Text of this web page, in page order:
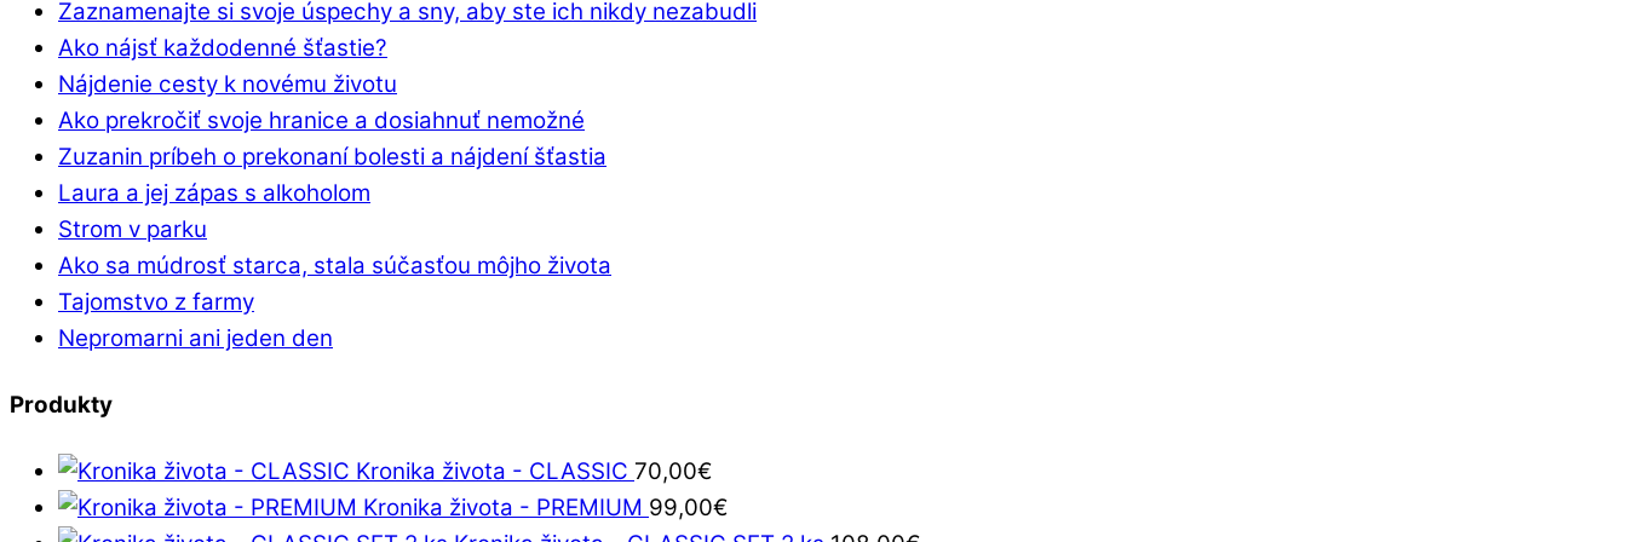
Zaznamenajte si svoje úspechy a sny, aby ste ich nikdy nezabudli
Ako nájsť každodenné šťastie?
Nájdenie cesty k novému životu
Ako prekročiť svoje hranice a dosiahnuť nemožné
Zuzanin príbeh o prekonaní bolesti a nájdení šťastia
Laura a jej zápas s alkoholom
Strom v parku
Ako sa múdrosť starca, stala súčasťou môjho života
Tajomstvo z farmy
Nepromarni ani jeden den
Produkty
Kronika života - CLASSIC 70,00€
Kronika života - PREMIUM 99,00€